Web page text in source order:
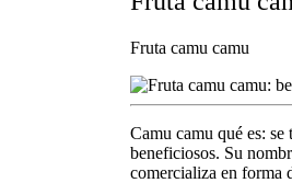
Fruta camu camu
Camu camu qué es: se
beneficiosos. Su
comercializa en forma